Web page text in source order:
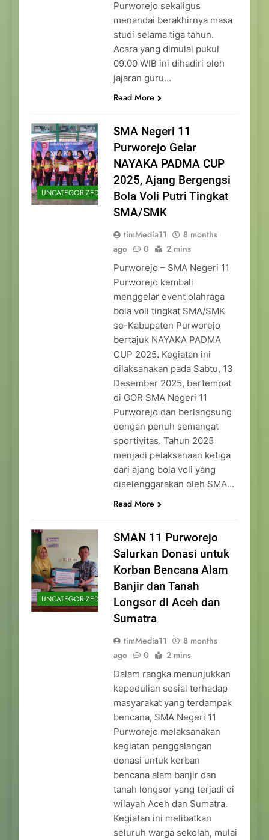
Purworejo sekaligus
menandai berakhirnya masa
studi selama tiga tahun.
Acara yang dimulai pukul
09.00 WIB ini dihadiri oleh
jajaran guru…
Read More
UNCATEGORIZED
SMA Negeri 11
Purworejo Gelar
NAYAKA PADMA CUP
2025, Ajang Bergengsi
Bola Voli Putri Tingkat
SMA/SMK
timMedia11
8 months
ago
0 2 mins
Purworejo – SMA Negeri 11
Purworejo kembali
menggelar event olahraga
bola voli tingkat SMA/SMK
se-Kabupaten Purworejo
bertajuk NAYAKA PADMA
CUP 2025. Kegiatan ini
dilaksanakan pada Sabtu, 13
Desember 2025, bertempat
di GOR SMA Negeri 11
Purworejo dan berlangsung
dengan penuh semangat
sportivitas. Tahun 2025
menjadi pelaksanaan ketiga
dari ajang bola voli yang
diselenggarakan oleh SMA…
Read More
UNCATEGORIZED
SMAN 11 Purworejo
Salurkan Donasi untuk
Korban Bencana Alam
Banjir dan Tanah
Longsor di Aceh dan
Sumatra
timMedia11
8 months
ago
0 2 mins
Dalam rangka menunjukkan
kepedulian sosial terhadap
masyarakat yang terdampak
bencana, SMA Negeri 11
Purworejo melaksanakan
kegiatan penggalangan
donasi untuk korban
bencana alam banjir dan
tanah longsor yang terjadi di
wilayah Aceh dan Sumatra.
Kegiatan ini melibatkan
seluruh warga sekolah, mulai